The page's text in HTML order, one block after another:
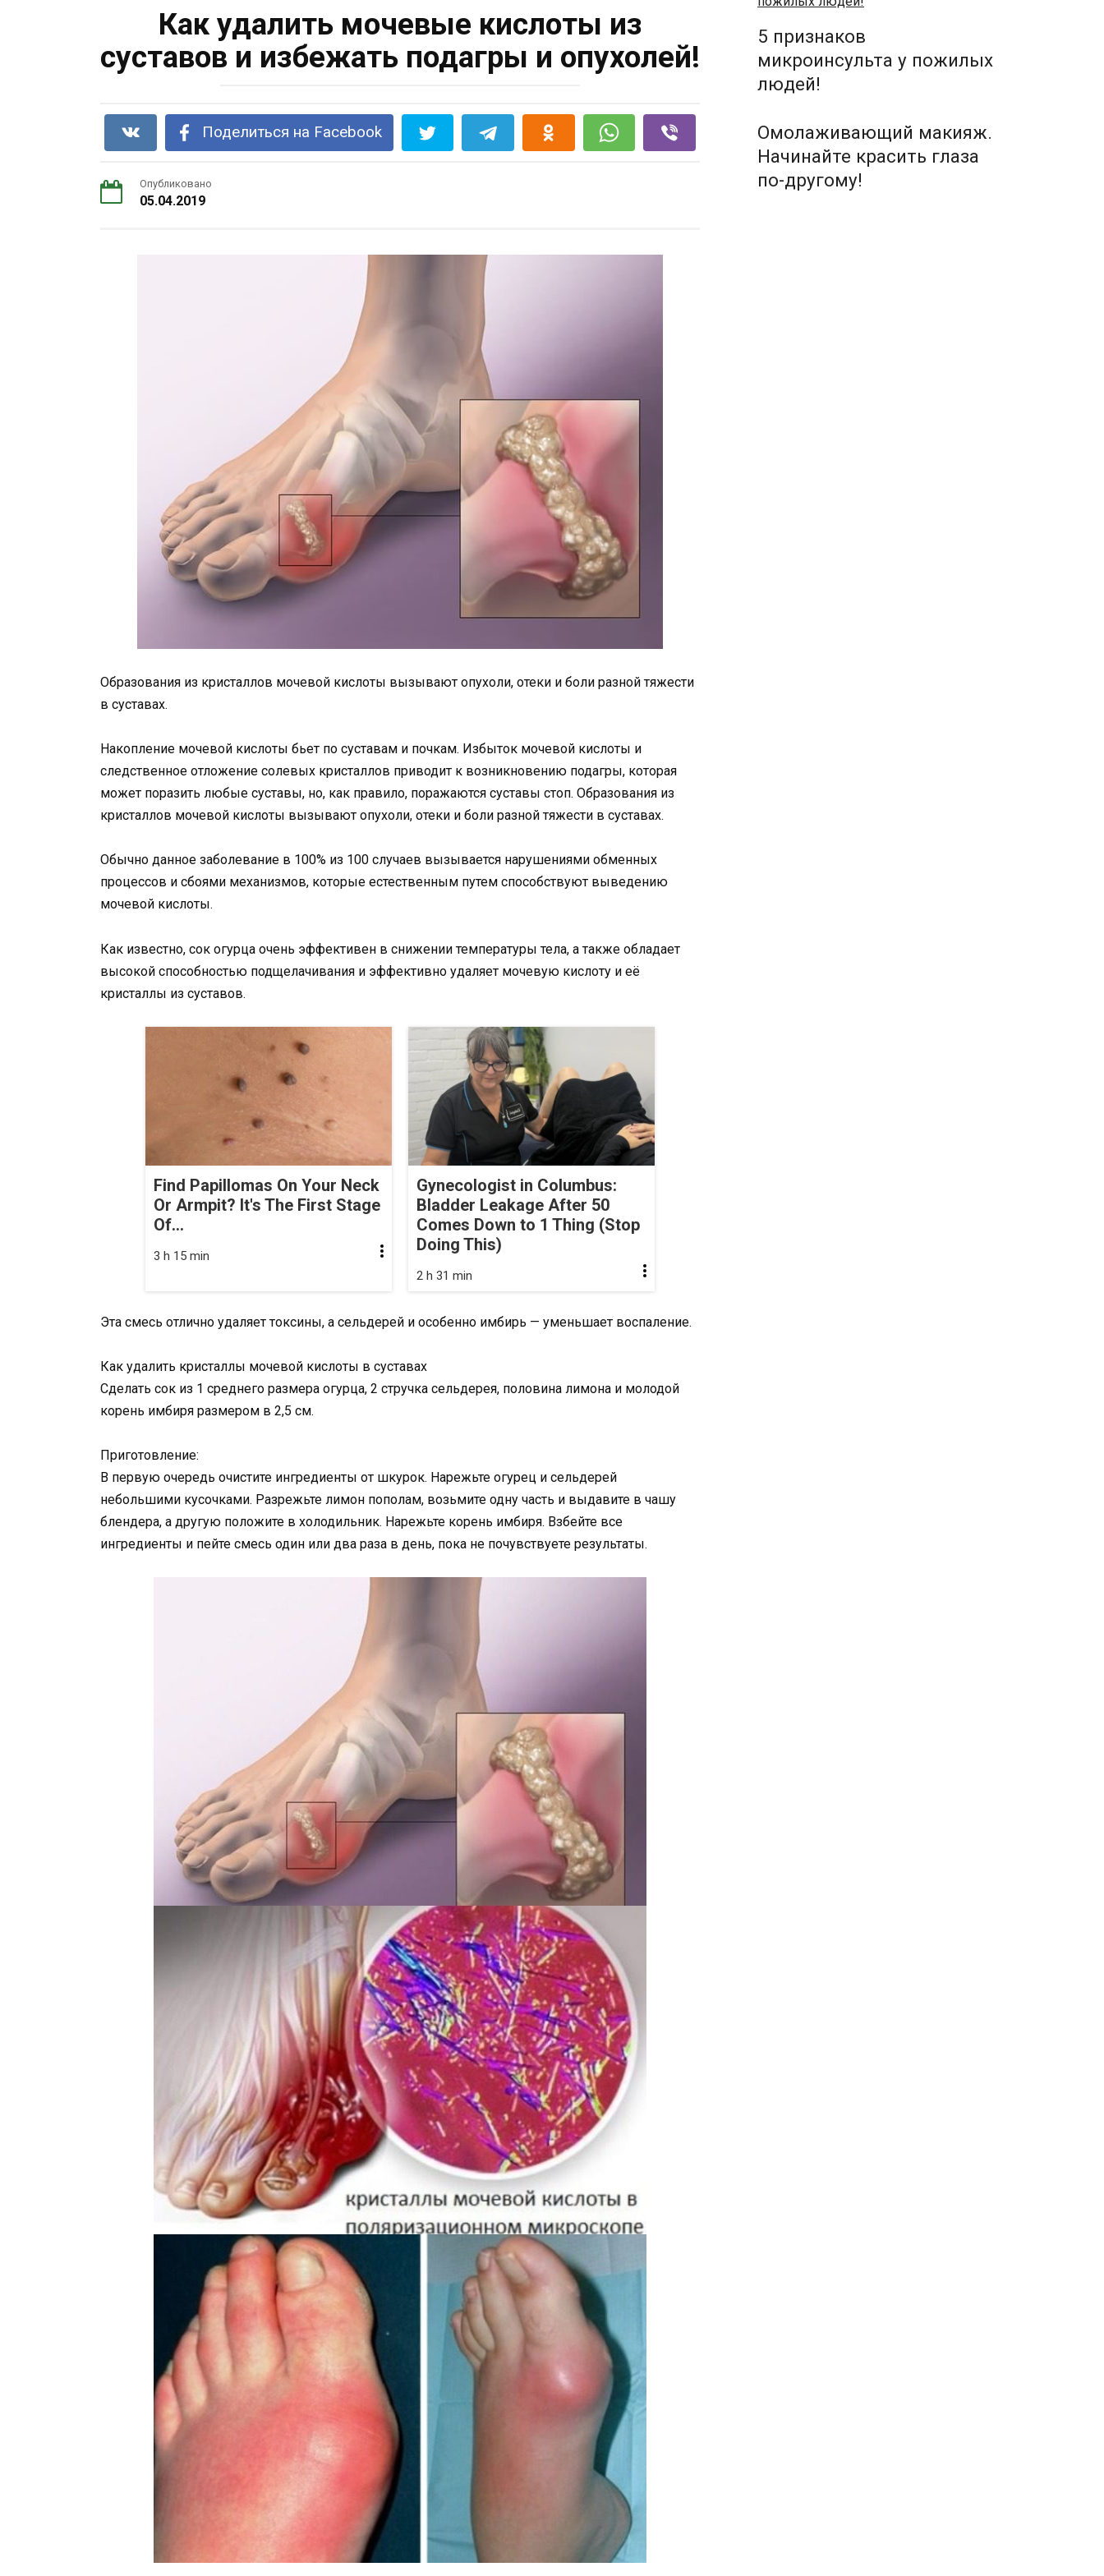
Как удалить мочевые кислоты из
суставов и избежать подагры и опухолей!
Поделиться на Facebook
Опубликовано
05.04.2019
Образования из кристаллов мочевой кислоты вызывают опухоли, отеки и боли разной тяжести
в суставах.
Накопление мочевой кислоты бьет по суставам и почкам. Избыток мочевой кислоты и
следственное отложение солевых кристаллов приводит к возникновению подагры, которая
может поразить любые суставы, но, как правило, поражаются суставы стоп. Образования из
кристаллов мочевой кислоты вызывают опухоли, отеки и боли разной тяжести в суставах.
Обычно данное заболевание в 100% из 100 случаев вызывается нарушениями обменных
процессов и сбоями механизмов, которые естественным путем способствуют выведению
мочевой кислоты.
Как известно, сок огурца очень эффективен в снижении температуры тела, а также обладает
высокой способностью подщелачивания и эффективно удаляет мочевую кислоту и её
кристаллы из суставов.
Find Papillomas On Your Neck
Or Armpit? It's The First Stage
Of...
3 h 15 min
Gynecologist in Columbus:
Bladder Leakage After 50
Comes Down to 1 Thing (Stop
Doing This)
2 h 31 min
Эта смесь отлично удаляет токсины, а сельдерей и особенно имбирь — уменьшает воспаление.
Как удалить кристаллы мочевой кислоты в суставах
Сделать сок из 1 среднего размера огурца, 2 стручка сельдерея, половина лимона и молодой
корень имбиря размером в 2,5 см.
Приготовление:
В первую очередь очистите ингредиенты от шкурок. Нарежьте огурец и сельдерей
небольшими кусочками. Разрежьте лимон пополам, возьмите одну часть и выдавите в чашу
блендера, а другую положите в холодильник. Нарежьте корень имбиря. Взбейте все
ингредиенты и пейте смесь один или два раза в день, пока не почувствуете результаты.
5 признаков
микроинсульта у пожилых
людей!
Омолаживающий макияж.
Начинайте красить глаза
по-другому!